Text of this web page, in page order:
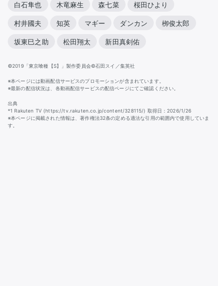
白石隼也 木竜麻生 森七菜 桜田ひより
村井國夫 知英 マギー ダンカン 栁俊太郎
坂東巳之助 松田翔太 新田真剣佑
©2019「東京喰種【S】」製作委員会©石田スイ／集英社
※本ページには動画配信サービスのプロモーションが含まれています。
※最新の配信状況は、各動画配信サービスの配信ページにてご確認ください。
出典
*1 Rakuten TV (https://tv.rakuten.co.jp/content/328115/) 取得日：2026/1/26
※本ページに掲載された情報は、著作権法32条の定める適法な引用の範囲内で使用していま
す。